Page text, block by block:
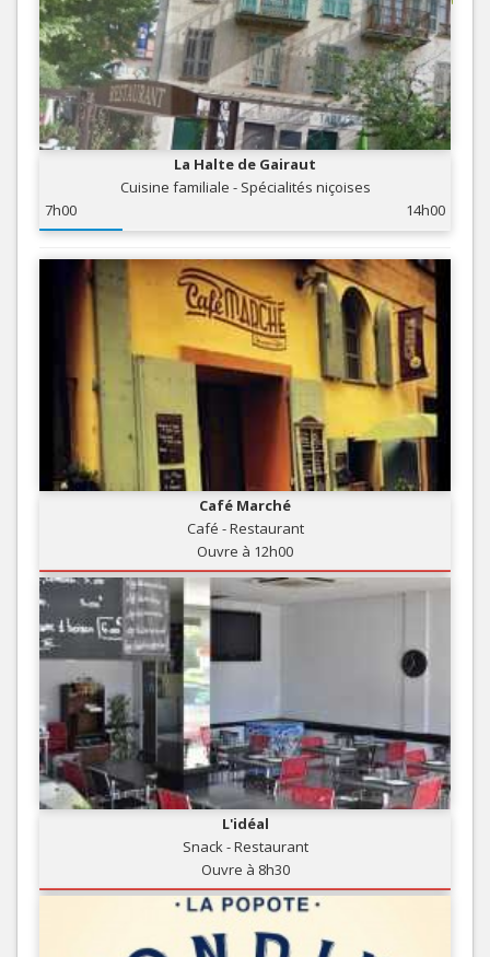
La Halte de Gairaut
Cuisine familiale - Spécialités niçoises
7h00
14h00
Café Marché
Café - Restaurant
Ouvre à 12h00
L'idéal
Snack - Restaurant
Ouvre à 8h30